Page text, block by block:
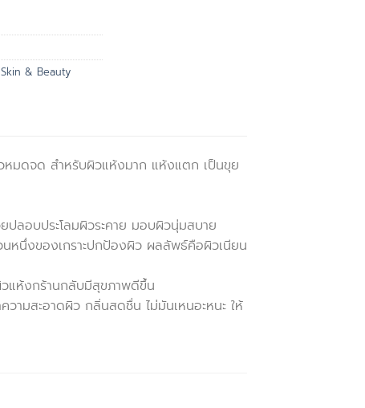
Skin & Beauty
หมดจด สำหรับผิวแห้งมาก แห้งแตก เป็นขุย
ลอบประโลมผิวระคาย มอบผิวนุ่มสบาย
นหนึ่งของเกราะปกป้องผิว ผลลัพธ์คือผิวเนียน
แห้งกร้านกลับมีสุขภาพดีขึ้น
ามสะอาดผิว กลิ่นสดชื่น ไม่มันเหนอะหนะ ให้